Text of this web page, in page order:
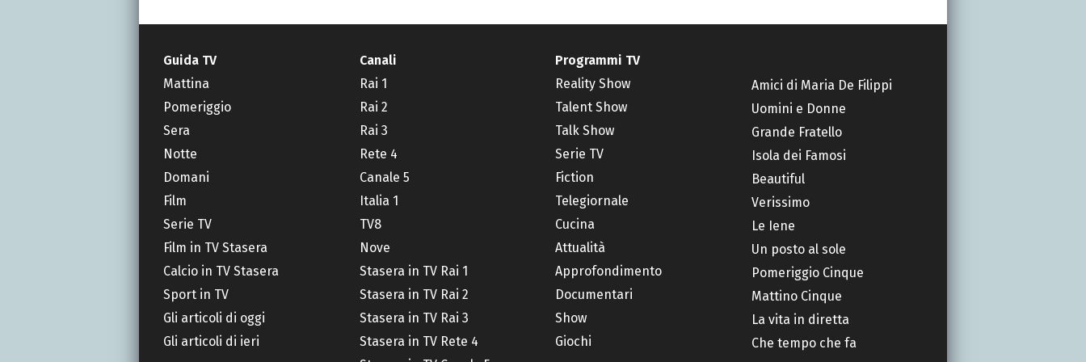
Guida TV
Mattina
Pomeriggio
Sera
Notte
Domani
Film
Serie TV
Film in TV Stasera
Calcio in TV Stasera
Sport in TV
Gli articoli di oggi
Gli articoli di ieri
Canali
Rai 1
Rai 2
Rai 3
Rete 4
Canale 5
Italia 1
TV8
Nove
Stasera in TV Rai 1
Stasera in TV Rai 2
Stasera in TV Rai 3
Stasera in TV Rete 4
Programmi TV
Reality Show
Talent Show
Talk Show
Serie TV
Fiction
Telegiornale
Cucina
Attualità
Approfondimento
Documentari
Show
Giochi
Amici di Maria De Filippi
Uomini e Donne
Grande Fratello
Isola dei Famosi
Beautiful
Verissimo
Le Iene
Un posto al sole
Pomeriggio Cinque
Mattino Cinque
La vita in diretta
Che tempo che fa